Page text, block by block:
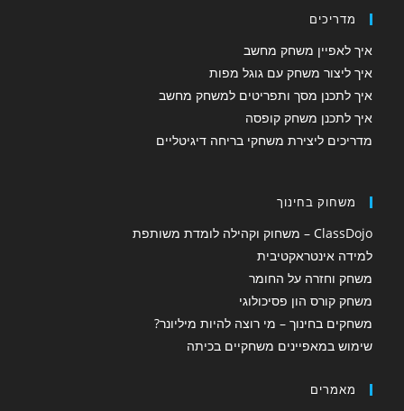
מדריכים
איך לאפיין משחק מחשב
איך ליצור משחק עם גוגל מפות
איך לתכנן מסך ותפריטים למשחק מחשב
איך לתכנן משחק קופסה
מדריכים ליצירת משחקי בריחה דיגיטליים
משחוק בחינוך
ClassDojo – משחוק וקהילה לומדת משותפת
למידה אינטראקטיבית
משחק וחזרה על החומר
משחק קורס הון פסיכולוגי
משחקים בחינוך – מי רוצה להיות מיליונר?
שימוש במאפיינים משחקיים בכיתה
מאמרים